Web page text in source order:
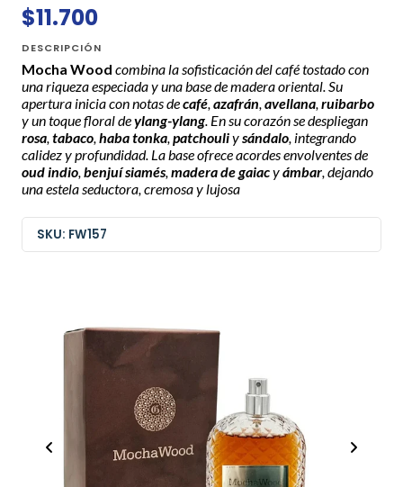
$11.700
DESCRIPCIÓN
Mocha Wood combina la sofisticación del café tostado con
una riqueza especiada y una base de madera oriental. Su
apertura inicia con notas decafé,azafrán,avellana,ruibarbo
y un toque floral deylang-ylang. En su corazón se despliegan
rosa,tabaco,haba tonka,patchouliysándalo, integrando
calidez y profundidad. La base ofrece acordes envolventes de
oud indio,benjuí siamés,madera de gaiacyámbar, dejando
una estela seductora, cremosa y lujosa
SKU: FW157